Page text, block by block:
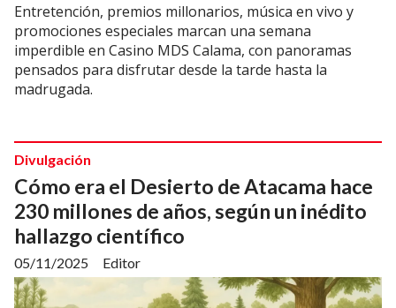
Entretención, premios millonarios, música en vivo y
promociones especiales marcan una semana
imperdible en Casino MDS Calama, con panoramas
pensados para disfrutar desde la tarde hasta la
madrugada.
Cómo era el Desierto de Atacama hace
230 millones de años, según un inédito
hallazgo científico
Editor
Divulgación
05/11/2025